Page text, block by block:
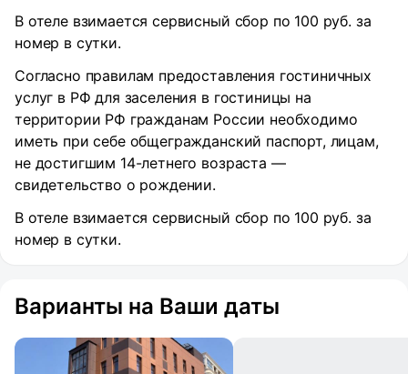
В отеле взимается сервисный сбор по 100 руб. за
номер в сутки.
Согласно правилам предоставления гостиничных
услуг в РФ для заселения в гостиницы на
территории РФ гражданам России необходимо
иметь при себе общегражданский паспорт, лицам,
не достигшим 14-летнего возраста —
свидетельство о рождении.
В отеле взимается сервисный сбор по 100 руб. за
номер в сутки.
Варианты на Ваши даты